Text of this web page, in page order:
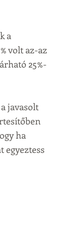
a
volt az-az
25%-
javasolt
ha
egyeztess